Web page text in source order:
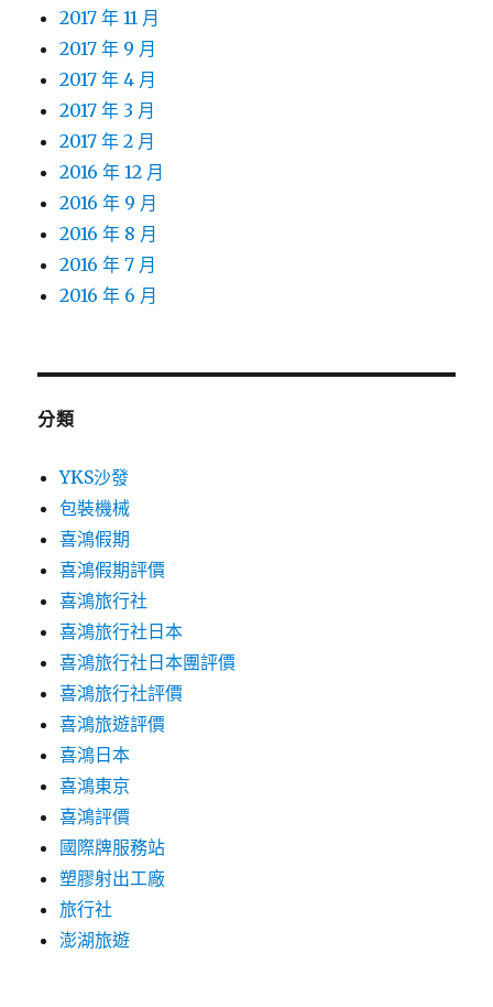
2017 年 11 月
2017 年 9 月
2017 年 4 月
2017 年 3 月
2017 年 2 月
2016 年 12 月
2016 年 9 月
2016 年 8 月
2016 年 7 月
2016 年 6 月
分類
YKS沙發
包裝機械
喜鴻假期
喜鴻假期評價
喜鴻旅行社
喜鴻旅行社日本
喜鴻旅行社日本團評價
喜鴻旅行社評價
喜鴻旅遊評價
喜鴻日本
喜鴻東京
喜鴻評價
國際牌服務站
塑膠射出工廠
旅行社
澎湖旅遊